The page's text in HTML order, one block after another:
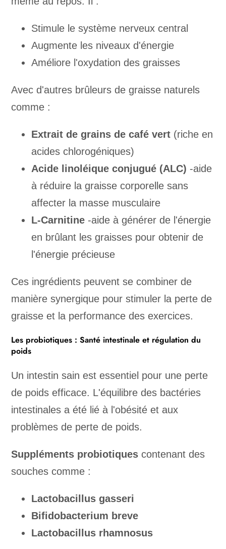
Stimule le système nerveux central
Augmente les niveaux d'énergie
Améliore l'oxydation des graisses
Avec d'autres brûleurs de graisse naturels
comme :
Extrait de grains de café vert (riche en
acides chlorogéniques)
Acide linoléique conjugué (ALC) -aide
à réduire la graisse corporelle sans
affecter la masse musculaire
L-Carnitine -aide à générer de l'énergie
en brûlant les graisses pour obtenir de
l'énergie précieuse
Ces ingrédients peuvent se combiner de
manière synergique pour stimuler la perte de
graisse et la performance des exercices.
Les probiotiques : Santé intestinale et régulation du
poids
Un intestin sain est essentiel pour une perte
de poids efficace. L'équilibre des bactéries
intestinales a été lié à l'obésité et aux
problèmes de perte de poids.
Suppléments probiotiques contenant des
souches comme :
Lactobacillus gasseri
Bifidobacterium breve
Lactobacillus rhamnosus